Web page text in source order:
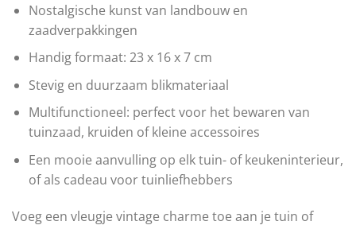
Nostalgische kunst van landbouw en
zaadverpakkingen
Handig formaat: 23 x 16 x 7 cm
Stevig en duurzaam blikmateriaal
Multifunctioneel: perfect voor het bewaren van
tuinzaad, kruiden of kleine accessoires
Een mooie aanvulling op elk tuin- of keukeninterieur,
of als cadeau voor tuinliefhebbers
Voeg een vleugje vintage charme toe aan je tuin of